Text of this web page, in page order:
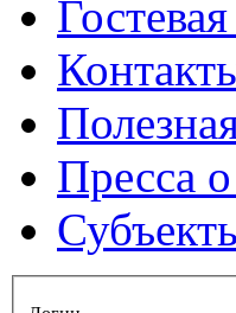
Пресса